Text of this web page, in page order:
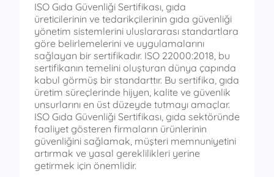
ISO Gıda Güvenliği Sertifikası, gıda
üreticilerinin ve tedarikçilerinin gıda güvenliği
yönetim sistemlerini uluslararası standartlara
göre belirlemelerini ve uygulamalarını
sağlayan bir sertifikadır. ISO 22000:2018, bu
sertifikanın temelini oluşturan dünya çapında
kabul görmüş bir standarttır. Bu sertifika, gıda
üretim süreçlerinde hijyen, kalite ve güvenlik
unsurlarını en üst düzeyde tutmayı amaçlar.
ISO Gıda Güvenliği Sertifikası, gıda sektöründe
faaliyet gösteren firmaların ürünlerinin
güvenliğini sağlamak, müşteri memnuniyetini
artırmak ve yasal gereklilikleri yerine
getirmek için önemlidir.